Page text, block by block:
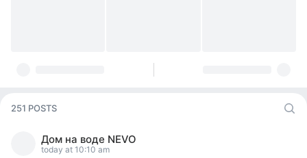
251 POSTS
Дом на воде NEVO
today at 10:10 am